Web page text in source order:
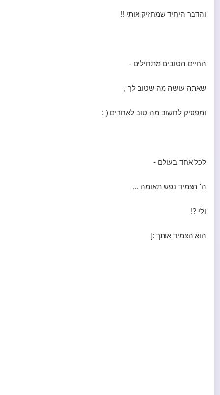
והדבר היחיד שמחזיק אותי !!
החיים הטובים מתחילים -
שאתה עושה מה שטוב לך ,
ומפסיק לחשוב מה טוב לאחרים ( :
לכל אחד בעולם -
ה' הצמיד נפש תאומה ...
ולי ?!
הוא הצמיד אותך :]